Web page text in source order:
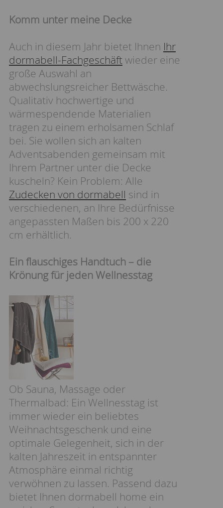
Komm unter meine Decke
Auch in diesem Jahr bietet Ihnen Ihr
dormabell-Fachgeschäftwieder eine
große Auswahl an
abwechslungsreicher Bettwäsche.
Qualitativ hochwertige und
wärmespendende Materialien
tragen zu einem erholsamen Schlaf
bei. Sie wollen sich an kalten
Adventsabenden gemeinsam mit
Ihrem Partner unter die Decke
kuscheln? Kein Problem: Alle
Zudecken von dormabell sind in
verschiedenen, an Ihre Bedürfnisse
angepassten Maßen bis 200 x 220
cm erhältlich.
Ein flauschiges Handtuch – die
Krönung für jeden Wellnesstag
Ob Sauna, Massage oder
Thermalbad: Ein Wellnesstag ist
immer wieder ein beliebtes
Weihnachtsgeschenk und eine
optimale Gelegenheit, sich in der
kalten Jahreszeit in entspannter
Atmosphäre einmal richtig
verwöhnen zu lassen. Passend dazu
bietet Ihnen dormabell home ein